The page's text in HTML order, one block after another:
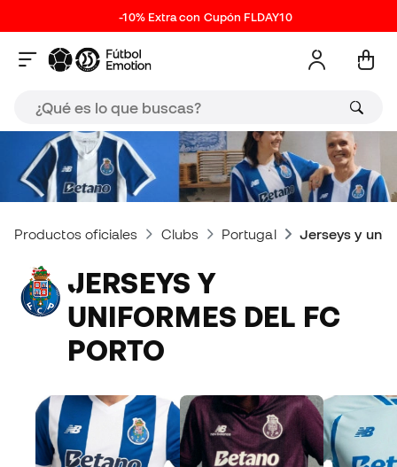
-10% Extra con Cupón FLDAY10
Productos oficiales Clubs Portugal Jerseys y
JERSEYS Y
UNIFORMES DEL FC
PORTO